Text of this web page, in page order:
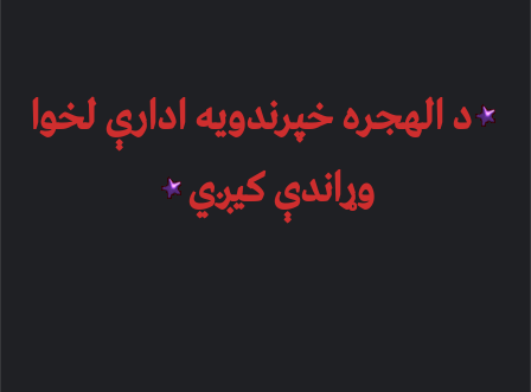
د الهجره خپرندویه ادارې لخوا
وړاندې کیږي